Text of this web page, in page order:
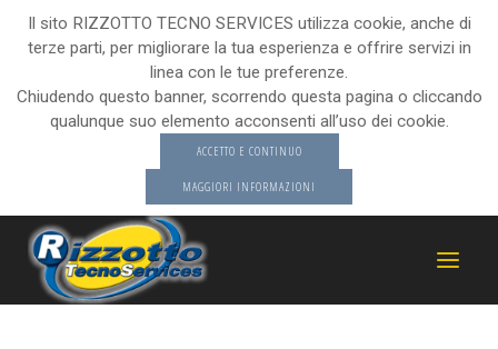
Il sito RIZZOTTO TECNO SERVICES utilizza cookie, anche di
terze parti, per migliorare la tua esperienza e offrire servizi in
linea con le tue preferenze.
Chiudendo questo banner, scorrendo questa pagina o cliccando
qualunque suo elemento acconsenti all’uso dei cookie.
ACCETTO E CONTINUO
MAGGIORI INFORMAZIONI